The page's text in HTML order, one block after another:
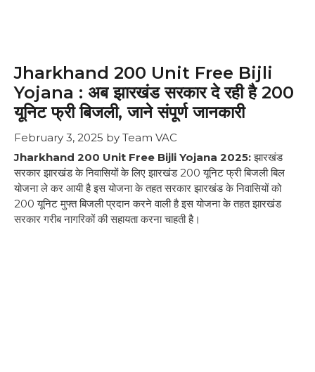
Jharkhand 200 Unit Free Bijli
Yojana : अब झारखंड सरकार दे रही है 200
यूनिट फ्री बिजली, जाने संपूर्ण जानकारी
February 3, 2025 by Team VAC
Jharkhand 200 Unit Free Bijli Yojana 2025:झारखंड
सरकार झारखंड के निवासियों के लिए झारखंड 200 यूनिट फ्री बिजली बिल
योजना ले कर आयी है इस योजना के तहत सरकार झारखंड के निवासियों को
200 यूनिट मुफ्त बिजली प्रदान करने वाली है इस योजना के तहत झारखंड
सरकार गरीब नागरिकों की सहायता करना चाहती है।